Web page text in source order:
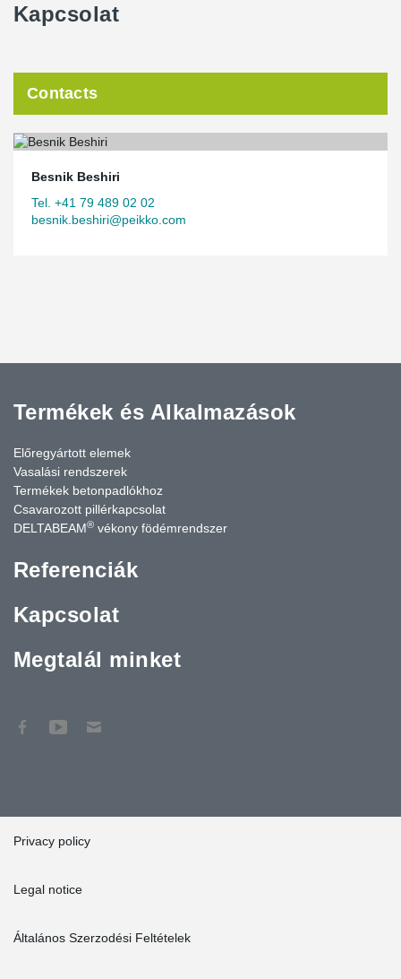
Kapcsolat
Contacts
Besnik Beshiri
Tel. +41 79 489 02 02
besnik.beshiri@peikko.com
Termékek és Alkalmazások
Előregyártott elemek
Vasalási rendszerek
Termékek betonpadlókhoz
Csavarozott pillérkapcsolat
DELTABEAM® vékony födémrendszer
Referenciák
Kapcsolat
Megtalál minket
Privacy policy
Legal notice
Általános Szerzodési Feltételek